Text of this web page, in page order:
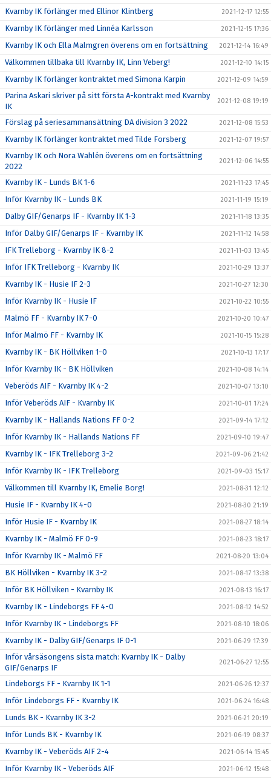
Kvarnby IK förlänger med Ellinor Klintberg 2021-12-17 12:55
Kvarnby IK förlänger med Linnéa Karlsson 2021-12-15 17:36
Kvarnby IK och Ella Malmgren överens om en fortsättning 2021-12-14 16:49
Välkommen tillbaka till Kvarnby IK, Linn Veberg! 2021-12-10 14:15
Kvarnby IK förlänger kontraktet med Simona Karpin 2021-12-09 14:59
Parina Askari skriver på sitt första A-kontrakt med Kvarnby
IK
2021-12-08 19:19
Förslag på seriesammansättning DA division 3 2022 2021-12-08 15:53
Kvarnby IK förlänger kontraktet med Tilde Forsberg 2021-12-07 19:57
Kvarnby IK och Nora Wahlén överens om en fortsättning
2022
2021-12-06 14:55
Kvarnby IK - Lunds BK 1-6 2021-11-23 17:45
Inför Kvarnby IK - Lunds BK 2021-11-19 15:19
Dalby GIF/Genarps IF - Kvarnby IK 1-3 2021-11-18 13:35
Inför Dalby GIF/Genarps IF - Kvarnby IK 2021-11-12 14:58
IFK Trelleborg - Kvarnby IK 8-2 2021-11-03 13:45
Inför IFK Trelleborg - Kvarnby IK 2021-10-29 13:37
Kvarnby IK - Husie IF 2-3 2021-10-27 12:30
Inför Kvarnby IK - Husie IF 2021-10-22 10:55
Malmö FF - Kvarnby IK 7-0 2021-10-20 10:47
Inför Malmö FF - Kvarnby IK 2021-10-15 15:28
Kvarnby IK - BK Höllviken 1-0 2021-10-13 17:17
Inför Kvarnby IK - BK Höllviken 2021-10-08 14:14
Veberöds AIF - Kvarnby IK 4-2 2021-10-07 13:10
Inför Veberöds AIF - Kvarnby IK 2021-10-01 17:24
Kvarnby IK - Hallands Nations FF 0-2 2021-09-14 17:12
Inför Kvarnby IK - Hallands Nations FF 2021-09-10 19:47
Kvarnby IK - IFK Trelleborg 3-2 2021-09-06 21:42
Inför Kvarnby IK - IFK Trelleborg 2021-09-03 15:17
Välkommen till Kvarnby IK, Emelie Borg! 2021-08-31 12:12
Husie IF - Kvarnby IK 4-0 2021-08-30 21:19
Inför Husie IF - Kvarnby IK 2021-08-27 18:14
Kvarnby IK - Malmö FF 0-9 2021-08-23 18:17
Inför Kvarnby IK - Malmö FF 2021-08-20 13:04
BK Höllviken - Kvarnby IK 3-2 2021-08-17 13:38
Inför BK Höllviken - Kvarnby IK 2021-08-13 16:17
Kvarnby IK - Lindeborgs FF 4-0 2021-08-12 14:52
Inför Kvarnby IK - Lindeborgs FF 2021-08-10 18:06
Kvarnby IK - Dalby GIF/Genarps IF 0-1 2021-06-29 17:39
Inför vårsäsongens sista match: Kvarnby IK - Dalby
GIF/Genarps IF
2021-06-27 12:55
Lindeborgs FF - Kvarnby IK 1-1 2021-06-26 12:37
Inför Lindeborgs FF - Kvarnby IK 2021-06-24 16:48
Lunds BK - Kvarnby IK 3-2 2021-06-21 20:19
Inför Lunds BK - Kvarnby IK 2021-06-19 08:37
Kvarnby IK - Veberöds AIF 2-4 2021-06-14 15:45
Inför Kvarnby IK - Veberöds AIF 2021-06-12 15:48